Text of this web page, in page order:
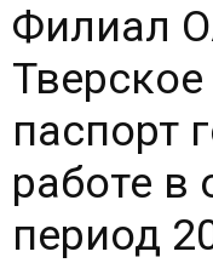
Филиал
паспорт
работе в
период